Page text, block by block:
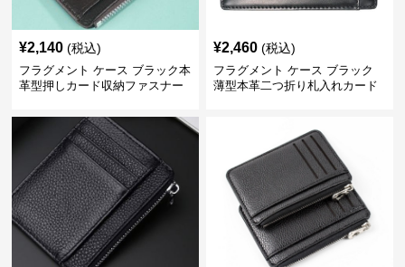
¥2,140 (税込)
フラグメント ケース ブラック本
革型押しカード収納ファスナー
¥2,460 (税込)
フラグメント ケース ブラック
薄型本革二つ折り札入れカード